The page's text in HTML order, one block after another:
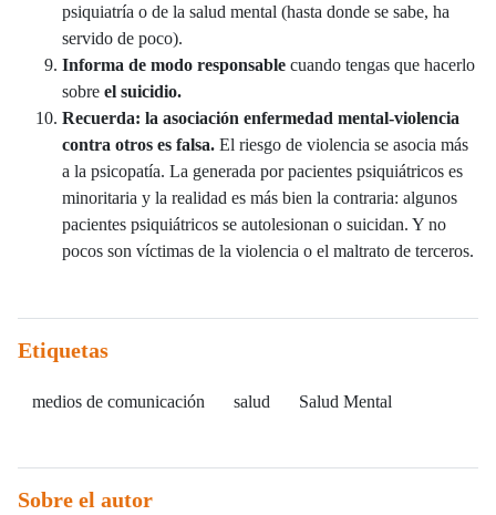
psiquiatría o de la salud mental (hasta donde se sabe, ha
servido de poco).
Informa de modo responsable cuando tengas que hacerlo
sobre el suicidio.
Recuerda: la asociación enfermedad mental-violencia
contra otros es falsa. El riesgo de violencia se asocia más
a la psicopatía. La generada por pacientes psiquiátricos es
minoritaria y la realidad es más bien la contraria: algunos
pacientes psiquiátricos se autolesionan o suicidan. Y no
pocos son víctimas de la violencia o el maltrato de terceros.
Etiquetas
medios de comunicación salud Salud Mental
Sobre el autor